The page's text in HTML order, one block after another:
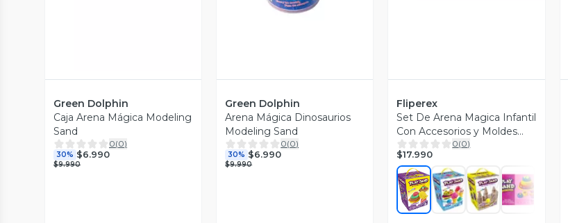
Green Dolphin
Caja Arena Mágica Modeling
Sand
0(0)
30% $6.990
$9.990
Green Dolphin
Arena Mágica Dinosaurios
Modeling Sand
0(0)
30% $6.990
$9.990
Fliperex
Set De Arena Magica Infantil
Con Accesorios y Moldes
Variado
0(0)
$17.990